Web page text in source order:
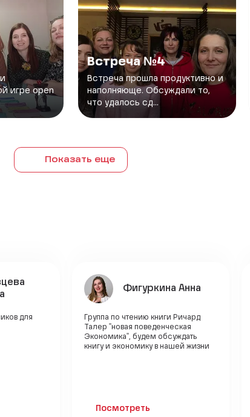
игре open
Встреча №4
Встреча прошла продуктивно и
наполняюще. Обсуждали то,
что удалось сд...
Показать еще
для
Фигуркина Анна
Группа по чтению книги Ричард
Талер "новая поведенческая
Экономика", будем обсуждать
книгу и экономику в нашей жизни
Посмотреть